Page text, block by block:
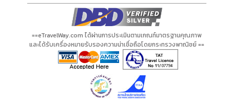
==eTravelWay.com ได้ผ่านการประเมินตามเกณฑ์มาตรฐานคุณภาพ
และได้รับเครื่องหมายรับรองความน่าเชื่อถือโดยกระทรวงพาณิชย์ ==